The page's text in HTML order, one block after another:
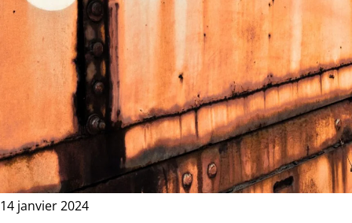
14 janvier 2024